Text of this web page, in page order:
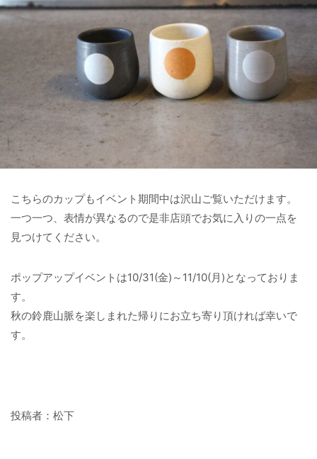
こちらのカップもイベント期間中は沢山ご覧いただけます。
一つ一つ、表情が異なるので是非店頭でお気に入りの一点を
見つけてください。
ポップアップイベントは10/31(金)～11/10(月)となっておりま
す。
秋の鈴鹿山脈を楽しまれた帰りにお立ち寄り頂ければ幸いで
す。
投稿者：松下